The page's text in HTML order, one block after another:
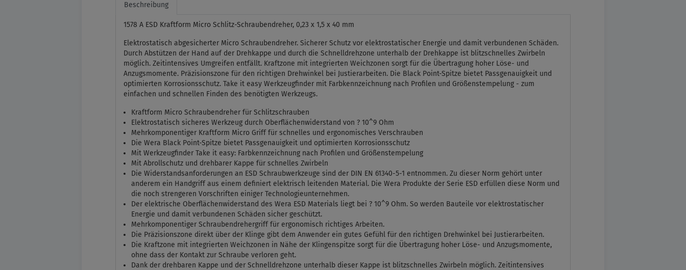
Beschreibung
1578 A ESD Kraftform Micro Schlitz-Schraubendreher, 0,23 x 1,5 x 40 mm
Elektrostatisch abgesicherter Micro Schraubendreher. Sicherer Schutz vor elektrostatischer Energie und damit verbundenen Schäden.
Durch Abstützen der Hand auf der Drehkappe und durch die Schnelldrehzone unterhalb der Drehkappe ist blitzschnelles Zwirbeln
möglich. Zeitintensives Umgreifen entfällt. Kraftzone mit integrierten Weichzonen sorgt für die Übertragung hoher Löse- und
Anzugsmomente. Präzisionszone für den richtigen Drehwinkel bei Justierarbeiten. Die Black Point-Spitze bietet Passgenauigkeit und
optimierten Korrosionsschutz. Take it easy Werkzeugfinder mit Farbkennzeichnung nach Profilen und Größenstempelung - zum
einfachen und schnellen Finden des benötigten Werkzeugs.
Kraftform Micro Schraubendreher für Schlitzschrauben
Elektrostatisch sicheres Werkzeug durch Oberflächenwiderstand von ? 10^9 Ohm
Mehrkomponentiger Kraftform Micro Griff für schnelles und ergonomisches Verschrauben
Die Wera Black Point-Spitze bietet Passgenauigkeit und optimierten Korrosionsschutz
Mit Werkzeugfinder Take it easy: Farbkennzeichnung nach Profilen und Größenstempelung
Mit Abrollschutz und drehbarer Kappe für schnelles Zwirbeln
Die Widerstandsanforderungen an ESD Schraubwerkzeuge sind der DIN EN 61340-5-1 entnommen. Zu dieser Norm gehört unter
anderem ein Handgriff aus einem definiert elektrisch leitenden Material. Die Wera Produkte der Serie ESD erfüllen diese Norm und
die noch strengeren Vorschriften einiger Technologieunternehmen.
Der elektrische Oberflächenwiderstand des Wera ESD Materials liegt bei ? 10^9 Ohm. So werden Bauteile vor elektrostatischer
Energie und damit verbundenen Schäden sicher geschützt.
Mehrkomponentiger Schraubendrehergriff für ergonomisch richtiges Arbeiten.
Die Präzisionszone direkt über der Klinge gibt dem Anwender ein gutes Gefühl für den richtigen Drehwinkel bei Justierarbeiten.
Die Kraftzone mit integrierten Weichzonen in Nähe der Klingenspitze sorgt für die Übertragung hoher Löse- und Anzugsmomente,
ohne dass der Kontakt zur Schraube verloren geht.
Dank der drehbaren Kappe und der Schnelldrehzone unterhalb dieser Kappe ist blitzschnelles Zwirbeln möglich. Zeitintensives